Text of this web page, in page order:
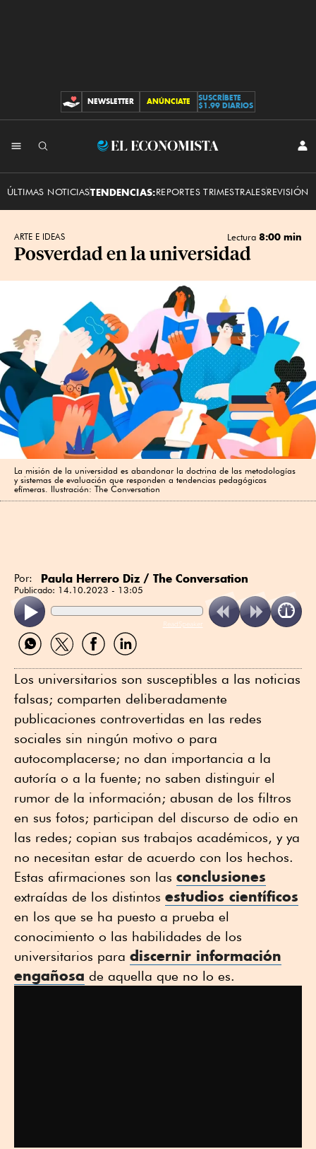
CONTRIBUCIONES
NEWSLETTER ANÚNCIATE
SUSCRÍBETE
$1.99 DIARIOS
El
ÚLTIMAS NOTICIASTENDENCIAS:REPORTES TRIMESTRALESREVISIÓN
ARTE E IDEAS Lectura 8:00 min
Posverdad en la universidad
La misión de la universidad es abandonar la doctrina de las metodologías
y sistemas de evaluación que responden a tendencias pedagógicas
efímeras. Ilustración: The Conversation
Por: Paula Herrero Diz / The Conversation
Publicado: 14.10.2023 - 13:05
ReadSpeaker
Compartir
por
Compartir
por
Compartir
por
Compartir
por
Los universitarios son susceptibles a las noticias
falsas; comparten deliberadamente
publicaciones controvertidas en las redes
sociales sin ningún motivo o para
autocomplacerse; no dan importancia a la
autoría o a la fuente; no saben distinguir el
rumor de la información; abusan de los filtros
en sus fotos; participan del discurso de odio en
las redes; copian sus trabajos académicos, y ya
no necesitan estar de acuerdo con los hechos.
Estas afirmaciones son las conclusiones
extraídas de los distintos estudios científicos
en los que se ha puesto a prueba el
conocimiento o las habilidades de los
universitarios para discernir información
engañosa de aquella que no lo es.